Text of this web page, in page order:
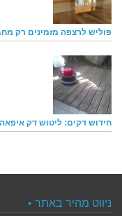
פוליש לרצפה מזמינים רק
חידוש דקים: ליטוש דק
ניווט מהיר באתר •